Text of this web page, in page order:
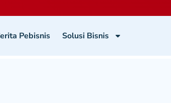
Pebisnis Solusi Bisnis